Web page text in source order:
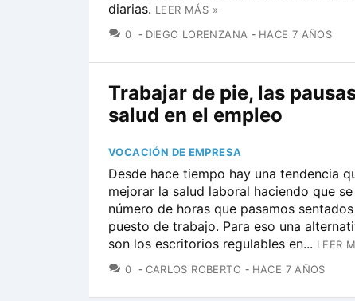
diarias. LEER MÁS »
0 COMENTARIOS
DIEGO LORENZANA HACE 7 AÑOS
Trabajar de pie, las
salud en el empleo
VOCACIÓN DE EMPRESA
Desde hace tiempo hay una tendencia
mejorar la salud laboral haciendo que
número de horas que pasamos
puesto de trabajo. Para eso una
son los escritorios regulables en... LEER
0 COMENTARIOS
CARLOS ROBERTO HACE 7 AÑOS